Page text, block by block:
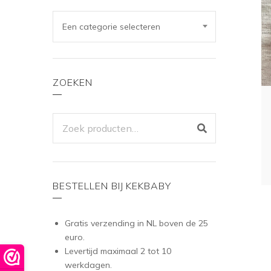
Een categorie selecteren
ZOEKEN
NAAR:
BESTELLEN BIJ KEKBABY
Gratis verzending in NL boven de 25
euro.
Levertijd maximaal 2 tot 10
werkdagen.